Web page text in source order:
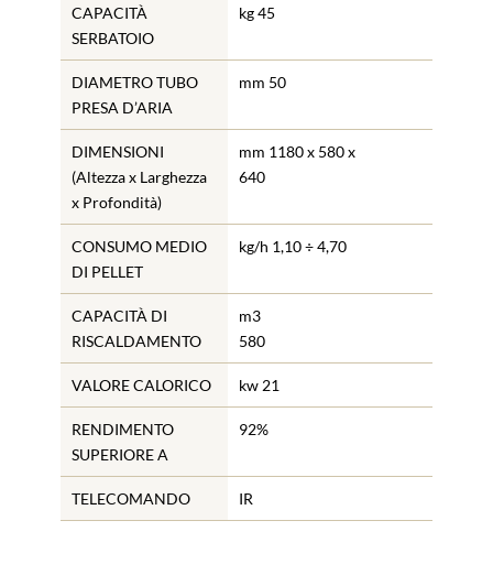
CAPACITÀ
SERBATOIO
kg 45
DIAMETRO TUBO
PRESA D’ARIA
mm 50
DIMENSIONI
(Altezza x Larghezza
x Profondità)
mm 1180 x 580 x
640
CONSUMO MEDIO
DI PELLET
kg/h 1,10 ÷ 4,70
CAPACITÀ DI
RISCALDAMENTO
m3
580
VALORE CALORICO kw 21
RENDIMENTO
SUPERIORE A
92%
TELECOMANDO IR